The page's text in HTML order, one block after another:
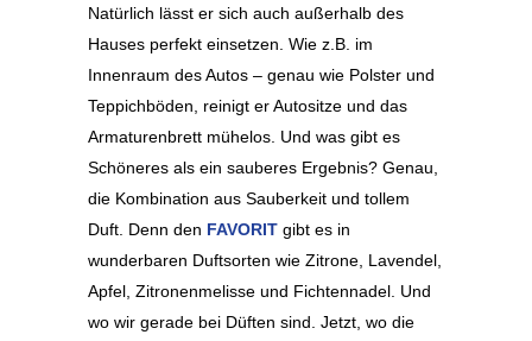
Natürlich lässt er sich auch außerhalb des
Hauses perfekt einsetzen. Wie z.B. im
Innenraum des Autos – genau wie Polster und
Teppichböden, reinigt er Autositze und das
Armaturenbrett mühelos. Und was gibt es
Schöneres als ein sauberes Ergebnis? Genau,
die Kombination aus Sauberkeit und tollem
Duft. Denn den FAVORIT gibt es in
wunderbaren Duftsorten wie Zitrone, Lavendel,
Apfel, Zitronenmelisse und Fichtennadel. Und
wo wir gerade bei Düften sind. Jetzt, wo die